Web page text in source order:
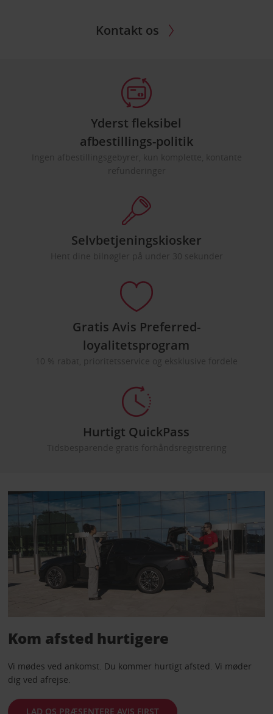
Kontakt os
Yderst fleksibel
afbestillings-politik
Ingen afbestillingsgebyrer, kun komplette, kontante
refunderinger
Selvbetjeningskiosker
Hent dine bilnøgler på under 30 sekunder
Gratis Avis Preferred-
loyalitetsprogram
10 % rabat, prioritetsservice og eksklusive fordele
Hurtigt QuickPass
Tidsbesparende gratis forhåndsregistrering
Kom afsted hurtigere
Vi mødes ved ankomst. Du kommer hurtigt afsted. Vi møder
dig ved afrejse.
LAD OS PRÆSENTERE AVIS FIRST